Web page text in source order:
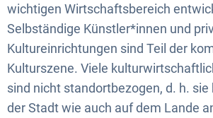
wichtigen Wirtschaftsbereich
Selbständige Künstler*innen und
Kultureinrichtungen sind Teil der
Kulturszene. Viele
sind nicht standortbezogen, d. h.
der Stadt wie auch auf dem Lande